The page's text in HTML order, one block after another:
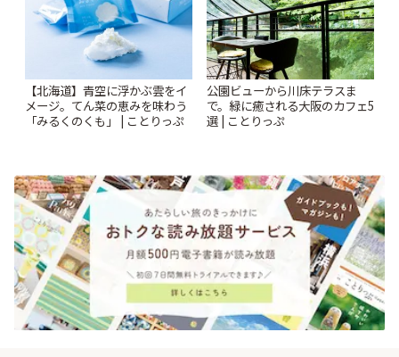
【北海道】青空に浮かぶ雲をイ
メージ。てん菜の恵みを味わう
「みるくのくも」 | ことりっぷ
公園ビューから川床テラスま
で。緑に癒される大阪のカフェ5
選 | ことりっぷ